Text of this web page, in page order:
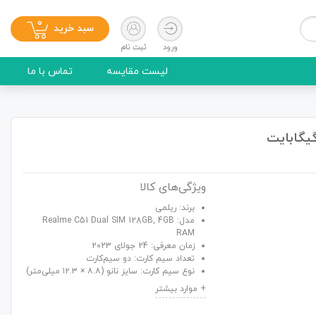
ورود ثبت نام
سبد خرید 0
لیست مقایسه تماس با ما
ویژگی‌های کالا
برند: ریلمی
مدل: Realme C51 Dual SIM 128GB, 4GB
RAM
زمان معرفی: 24 جولای 2023
تعداد سیم کارت: دو سیم‌کارت
نوع سیم کارت: سایز نانو (۸.۸ × ۱۲.۳ میلی‌متر)